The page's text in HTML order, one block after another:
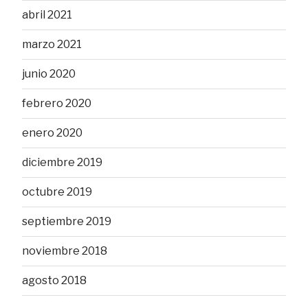
abril 2021
marzo 2021
junio 2020
febrero 2020
enero 2020
diciembre 2019
octubre 2019
septiembre 2019
noviembre 2018
agosto 2018